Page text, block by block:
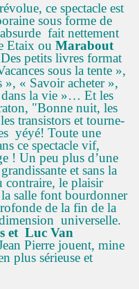
ce spectacle est
sous forme de
fait nettement
Etaix ou Marabout
petits livres format
sous la tente »,
», « Savoir acheter »,
la vie »… Et les
"Bonne nuit, les
transistors et tourne-
yéyé! Toute une
ce spectacle vif,
! Un peu plus d’une
et sans la
contraire, le plaisir
salle font bourdonner
de la fin de la
universelle.
et Luc Van
Pierre jouent, mine
plus sérieuse et